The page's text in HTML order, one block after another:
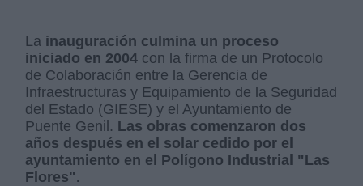
La inauguración culmina un proceso
iniciado en 2004 con la firma de un Protocolo
de Colaboración entre la Gerencia de
Infraestructuras y Equipamiento de la Seguridad
del Estado (GIESE) y el Ayuntamiento de
Puente Genil. Las obras comenzaron dos
años después en el solar cedido por el
ayuntamiento en el Polígono Industrial "Las
Flores".